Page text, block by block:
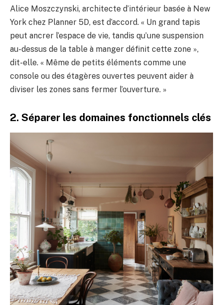
Alice Moszczynski, architecte d’intérieur basée à New
York chez Planner 5D, est d’accord. « Un grand tapis
peut ancrer l’espace de vie, tandis qu’une suspension
au-dessus de la table à manger définit cette zone »,
dit-elle. « Même de petits éléments comme une
console ou des étagères ouvertes peuvent aider à
diviser les zones sans fermer l’ouverture. »
2. Séparer les domaines fonctionnels clés